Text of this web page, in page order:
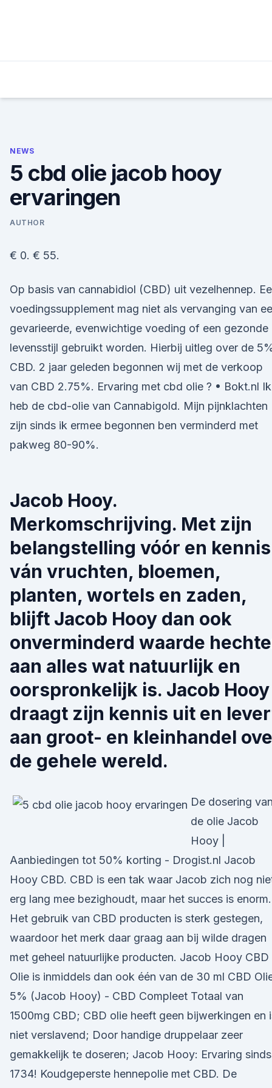
NEWS
5 cbd olie jacob hooy
ervaringen
AUTHOR
€ 0. € 55.
Op basis van cannabidiol (CBD) uit vezelhennep.
voedingssupplement mag niet als vervanging van
gevarieerde, evenwichtige voeding of een gezonde
levensstijl gebruikt worden. Hierbij uitleg over de
CBD. 2 jaar geleden begonnen wij met de verkoop
van CBD 2.75%. Ervaring met cbd olie ? • Bokt.nl Ik
heb de cbd-olie van Cannabigold. Mijn pijnklachten
zijn sinds ik ermee begonnen ben verminderd met
pakweg 80-90%.
Jacob Hooy.
Merkomschrijving. Met zijn
belangstelling vóór en kennis
ván vruchten, bloemen,
planten, wortels en zaden,
blijft Jacob Hooy dan ook
onverminderd waarde
aan alles wat natuurlijk en
oorspronkelijk is. Jacob Hooy
draagt zijn kennis uit en
aan groot- en kleinhandel
de gehele wereld.
De dosering van
de olie Jacob
Hooy |
Aanbiedingen tot 50% korting - Drogist.nl Jacob
Hooy CBD. CBD is een tak waar Jacob zich nog
erg lang mee bezighoudt, maar het succes is enorm.
Het gebruik van CBD producten is sterk gestegen,
waardoor het merk daar graag aan bij wilde dragen
met geheel natuurlijke producten. Jacob Hooy CBD
Olie is inmiddels dan ook één van de 30 ml CBD
5% (Jacob Hooy) - CBD Compleet Totaal van
1500mg CBD; CBD olie heeft geen bijwerkingen en
niet verslavend; Door handige druppelaar zeer
gemakkelijk te doseren; Jacob Hooy: Ervaring sinds
1734! Koudgeperste hennepolie met CBD. De